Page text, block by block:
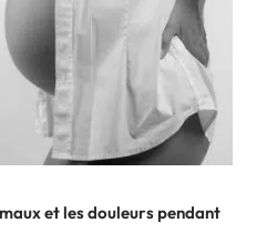
et les douleurs pendant